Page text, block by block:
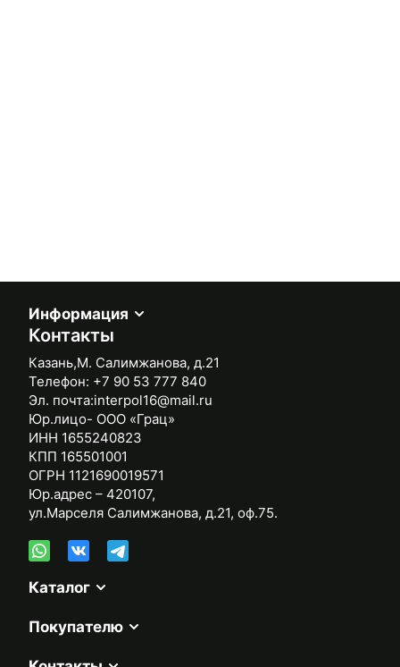
Информация
Контакты
Казань,М. Салимжанова, д.21
Телефон: +7 90 53 777 840
Эл. почта:interpol16@mail.ru
Юр.лицо- ООО «Грац»
ИНН 1655240823
КПП 165501001
ОГРН 1121690019571
Юр.адрес – 420107,
ул.Марселя Салимжанова, д.21, оф.75.
Каталог
Покупателю